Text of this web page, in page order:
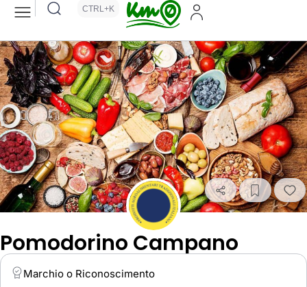
CTRL+K
Pomodorino Campano
Marchio o Riconoscimento